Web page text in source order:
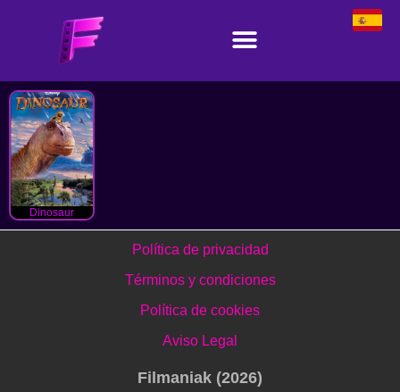
Dinosaur
Política de privacidad
Términos y condiciones
Política de cookies
Aviso Legal
Filmaniak (2026)